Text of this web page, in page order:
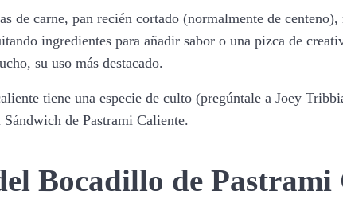
de carne, pan recién cortado (normalmente de
ingredientes para añadir sabor o una pizca de
su uso más destacado.
tiene una especie de culto (pregúntale a Joey
de Pastrami Caliente.
Bocadillo de Pastrami